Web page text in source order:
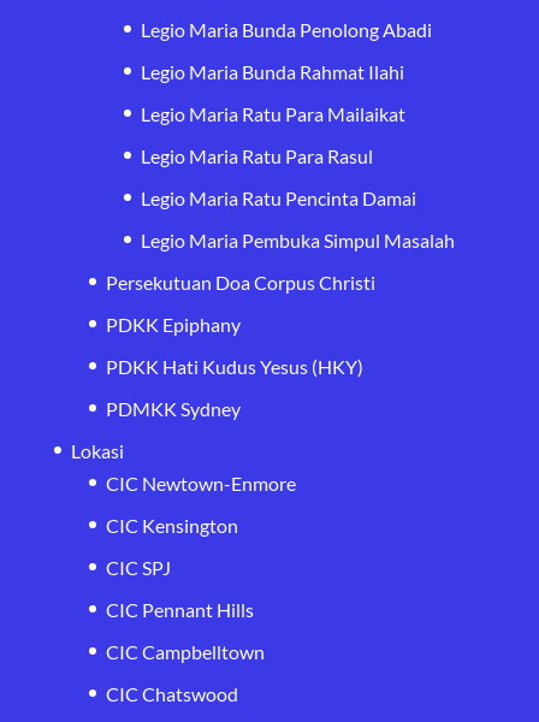
Legio Maria Bunda Penolong Abadi
Legio Maria Bunda Rahmat Ilahi
Legio Maria Ratu Para Mailaikat
Legio Maria Ratu Para Rasul
Legio Maria Ratu Pencinta Damai
Legio Maria Pembuka Simpul Masalah
Persekutuan Doa Corpus Christi
PDKK Epiphany
PDKK Hati Kudus Yesus (HKY)
PDMKK Sydney
Lokasi
CIC Newtown-Enmore
CIC Kensington
CIC SPJ
CIC Pennant Hills
CIC Campbelltown
CIC Chatswood